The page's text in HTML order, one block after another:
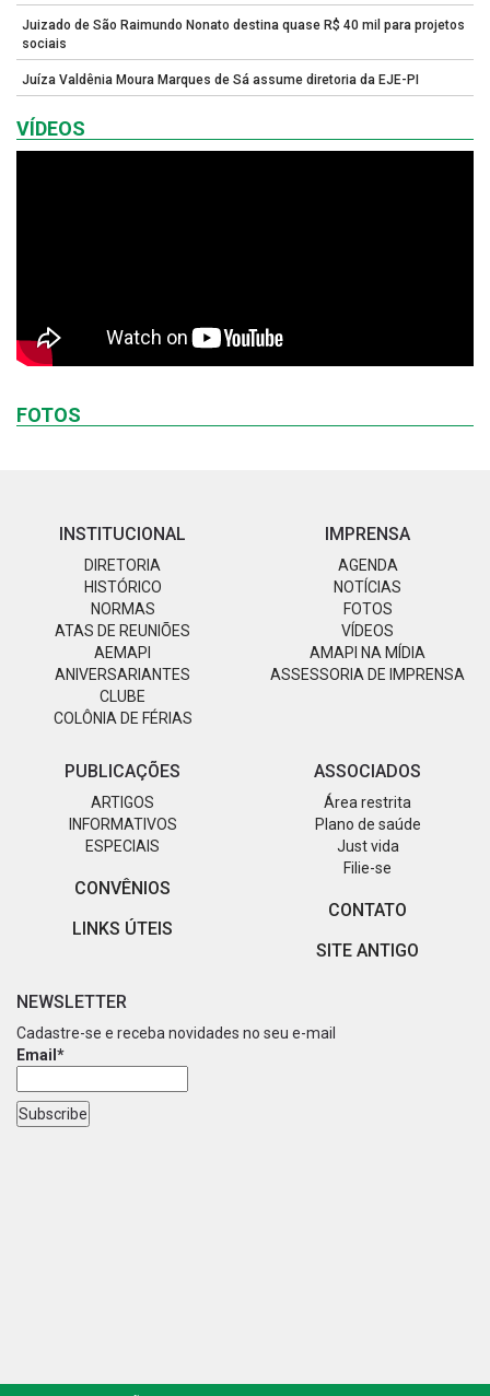
Juizado de São Raimundo Nonato destina quase R$ 40 mil para projetos
sociais
Juíza Valdênia Moura Marques de Sá assume diretoria da EJE-PI
VÍDEOS
FOTOS
INSTITUCIONAL
DIRETORIA
HISTÓRICO
NORMAS
ATAS DE REUNIÕES
AEMAPI
ANIVERSARIANTES
CLUBE
COLÔNIA DE FÉRIAS
IMPRENSA
AGENDA
NOTÍCIAS
FOTOS
VÍDEOS
AMAPI NA MÍDIA
ASSESSORIA DE IMPRENSA
PUBLICAÇÕES
ARTIGOS
INFORMATIVOS
ESPECIAIS
CONVÊNIOS
LINKS ÚTEIS
ASSOCIADOS
Área restrita
Plano de saúde
Just vida
Filie-se
CONTATO
SITE ANTIGO
NEWSLETTER
Cadastre-se e receba novidades no seu e-mail
Email*